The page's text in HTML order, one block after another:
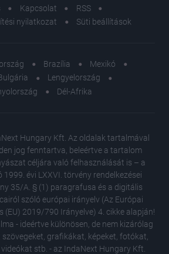
Kapcsolat
RSS
nyilatkozat
Süti beállítások
Brazília
Mexikó
Lengyelország
Dél-Afrika
Hungary Kft. Az oldalak tartalmával
jog fenntartva, beleértve a tartalom
céljára való felhasználását is – a
1999. évi LXXVI. törvény rendelkezései
35/A. § (1) paragrafusa és a digitális
szóló európai irányelv (Az Európai
(EU) 2019/790 Irányelve) 4. cikke alapján!
- ideértve különösen, de nem kizárólag
grafikákat, képeket, fotókat,
stb. - az IndaNext Hungary Kft.